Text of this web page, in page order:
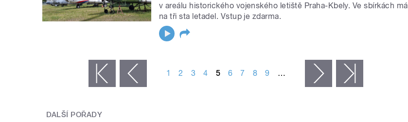
v areálu historického vojenského letiště Praha-Kbely. Ve sbírkách má
na tři sta letadel. Vstup je zdarma.
‹ předchozí 1 2 3 4 5 6 7 8 9 … následující ›
DALŠÍ POŘADY